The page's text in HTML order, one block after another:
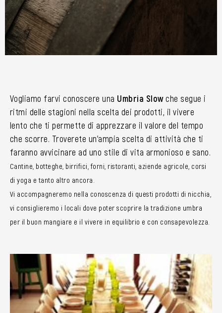
Vogliamo farvi conoscere una Umbria Slowche segue i
ritmi delle stagioni nella scelta dei prodotti, il vivere
lento che ti permette di apprezzare il valore del tempo
che scorre. Troverete un’ampia scelta di attività che ti
faranno avvicinare ad uno stile di vita armonioso e sano.
Cantine, botteghe, birrifici, forni, ristoranti, aziende agricole, corsi
di yoga e tanto altro ancora.
Vi accompagneremo nella conoscenza di questi prodotti di nicchia,
vi consiglieremo i locali dove poter scoprire la tradizione umbra
per il buon mangiare e il vivere in equilibrio e con consapevolezza.